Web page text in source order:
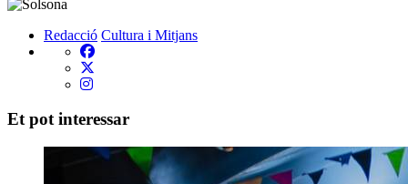
Redacció Cultura i Mitjans
Et pot interessar